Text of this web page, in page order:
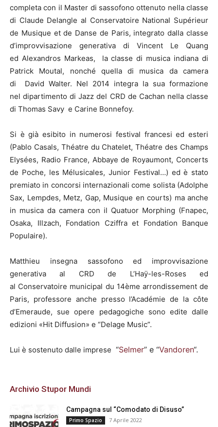
completa con il Master di sassofono ottenuto nella classe
di Claude Delangle al Conservatoire National Supérieur
de Musique et de Danse de Paris, integrato dalla classe
d’improvvisazione generativa di Vincent Le Quang
ed Alexandros Markeas, la classe di musica indiana di
Patrick Moutal, nonché quella di musica da camera
di David Walter. Nel 2014 integra la sua formazione
nel dipartimento di Jazz del CRD de Cachan nella classe
di Thomas Savy e Carine Bonnefoy.
Si è già esibito in numerosi festival francesi ed esteri
(Pablo Casals, Théatre du Chatelet, Théatre des Champs
Elysées, Radio France, Abbaye de Royaumont, Concerts
de Poche, les Mélusicales, Junior Festival…) ed è stato
premiato in concorsi internazionali come solista (Adolphe
Sax, Lempdes, Metz, Gap, Musique en courts) ma anche
in musica da camera con il Quatuor Morphing (Fnapec,
Osaka, Illzach, Fondation Cziffra et Fondation Banque
Populaire).​
Matthieu insegna sassofono ed improvvisazione
generativa al CRD de L’Haÿ-les-Roses ed
al Conservatoire municipal du 14ème arrondissement de
Paris, professore anche presso l’Académie de la côte
d’Emeraude, sue opere pedagogiche sono edite dalle
edizioni «Hit Diffusion» e “Delage Music”.
Lui è sostenuto dalle imprese “Selmer” e “Vandoren“.
Archivio Stupor Mundi
Campagna sul “Comodato di Disuso”
Primo Spazio 7 Aprile 2022